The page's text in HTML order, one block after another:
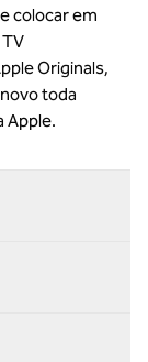
colocar em
Originals,
toda
Apple.